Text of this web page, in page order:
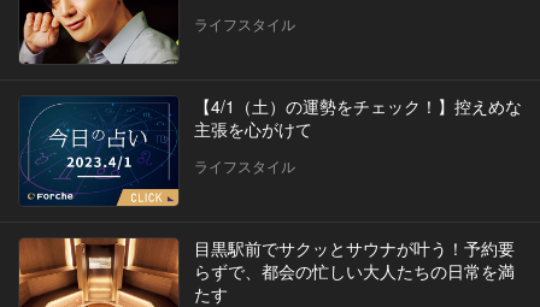
ライフスタイル
【4/1（土）の運勢をチェック！】控えめな
主張を心がけて
ライフスタイル
目黒駅前でサクッとサウナが叶う！予約要
らずで、都会の忙しい大人たちの日常を満
たす